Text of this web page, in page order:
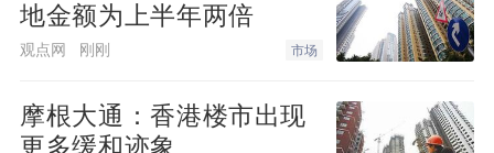
地金额为上半年两倍
观点网 刚刚 市场
摩根大通：香港楼市出现
更多缓和迹象